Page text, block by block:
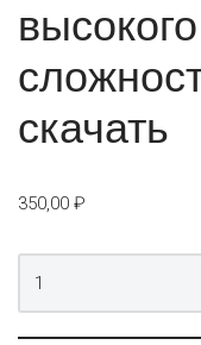
скачать
350,00 ₽